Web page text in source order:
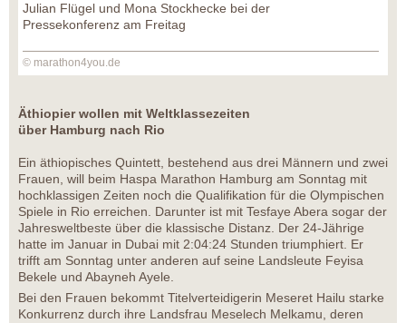
Julian Flügel und Mona Stockhecke bei der
Pressekonferenz am Freitag
© marathon4you.de
Äthiopier wollen mit Weltklassezeiten
über Hamburg nach Rio
Ein äthiopisches Quintett, bestehend aus drei Männern und zwei
Frauen, will beim Haspa Marathon Hamburg am Sonntag mit
hochklassigen Zeiten noch die Qualifikation für die Olympischen
Spiele in Rio erreichen. Darunter ist mit Tesfaye Abera sogar der
Jahresweltbeste über die klassische Distanz. Der 24-Jährige
hatte im Januar in Dubai mit 2:04:24 Stunden triumphiert. Er
trifft am Sonntag unter anderen auf seine Landsleute Feyisa
Bekele und Abayneh Ayele.
Bei den Frauen bekommt Titelverteidigerin Meseret Hailu starke
Konkurrenz durch ihre Landsfrau Meselech Melkamu, deren